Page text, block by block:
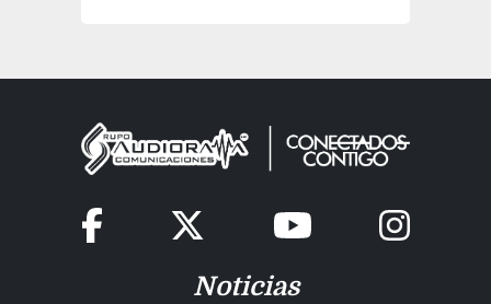
Noticias